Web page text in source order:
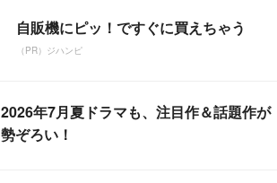
自販機にピッ！ですぐに買えちゃう
（PR）ジハンピ
2026年7月夏ドラマも、注目作＆話題作が
勢ぞろい！